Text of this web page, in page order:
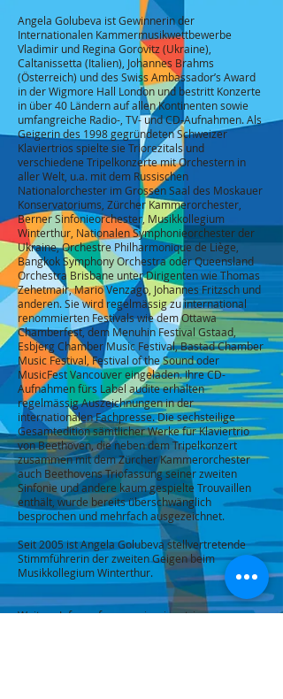
Angela Golubeva ist Gewinnerin der
Internationalen Kammermusikwettbewerbe
Vladimir und Regina Gorovitz (Ukraine),
Caltanissetta (Italien), Johannes Brahms
(Österreich) und des Swiss Ambassador’s Award
in der Wigmore Hall London und bestritt Konzerte
in über 40 Ländern auf allen Kontinenten sowie
umfangreiche Radio-, TV- und CD-Aufnahmen. Als
Geigerin des 1998 gegründeten Schweizer
Klaviertrios spielte sie Triorezitals und
verschiedene Tripelkonzerte mit Orchestern in
aller Welt, u.a. mit dem Russischen
Nationalorchester im Grossen Saal des Moskauer
Konservatoriums, Zürcher Kammerorchester,
Berner Sinfonieorchester, Musikkollegium
Winterthur, Nationalen Symphonieorchester der
Ukraine, Orchestre Philharmonique de Liège,
Bangkok Symphony Orchestra oder Queensland
Orchestra Brisbane unter Dirigenten wie Thomas
Zehetmair, Mario Venzago, Johannes Fritzsch und
anderen.Sie wird regelmässig zu international
renommierten Festivals wie dem Ottawa
Chamberfest, dem Menuhin Festival Gstaad,
Esbjerg Chamber Music Festival, Bastad Chamber
Music Festival, Festival of the Sound oder
MusicFest Vancouver eingeladen.Ihre CD-
Aufnahmen fürs Label audite erhalten
regelmässig Auszeichnungen in der
internationalen Fachpresse.Die sechsteilige
Gesamtedition sämtlicher Werke für Klaviertrio
von Beethoven, die neben dem Tripelkonzert
zusammen mit dem Zürcher Kammerorchester
auch Beethovens Triofassung seiner zweiten
Sinfonie und andere kaum gespielte Trouvaillen
enthält, wurde bereits überschwänglich
besprochen und mehrfach ausgezeichnet.
Seit 2005 ist Angela Golubeva stellvertretende
Stimmführerin der zweiten Geigen beim
Musikkollegium Winterthur.
Weitere Infos aufwww.swisspianotrio.com